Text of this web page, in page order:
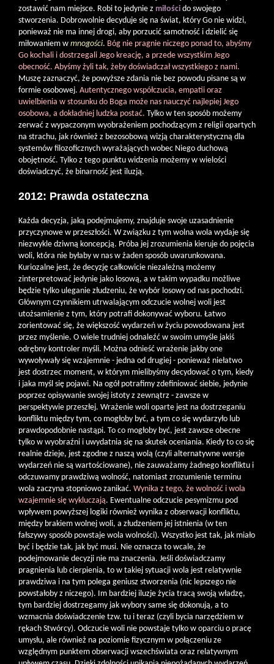
zostawić nam miejsce. Robi to jedynie z miłości do swojego
stworzenia. Dobrowolnie decyduje się na świat, który Go nie widzi,
ponieważ nie ma innej drogi, aby porzucić samotność i dzielić się
miłowaniem w mnogości. Bóg nie pragnie niczego ponad to, abyśmy
Go kochali i dostrzegali Jego kreację, a przede wszystkim Jego
obecność. Abyśmy żyli tak, żeby doświadczał wszystkiego z nami.
Muszę zaznaczyć, że powyższe zdania nie bez powodu pisane są w
formie osobowej. Autentycznego współczucia, empatii oraz
uwielbienia w stosunku do Boga może nas nauczyć najlepiej Jego
osobowa, a dokładniej ludzka postać. Tylko w ten sposób możemy
zerwać z wypaczonym wyobrażeniem pochodzącym z religii opartych
na strachu, jak również z bezosobową wizją charakterystyczną dla
systemów filozoficznych wyrażających wobec Niego duchową
obojętność. Tylko z tego punktu widzenia możemy w wielości
doświadczyć, że binarność jest iluzją.
2012: Prawda ostateczna
Każda decyzja, jaką podejmujemy, znajduje swoje uzasadnienie
przyczynowe w przeszłości. W związku z tym wolna wola wydaje się
niezwykle dziwną koncepcją. Próba jej zrozumienia kieruje do pojęcia
woli, która nie byłaby w nas w żaden sposób uwarunkowana.
Kuriozalne jest, że decyzję całkowicie niezależną możemy
zinterpretować jedynie jako losową, a w takim wypadku możliwe
będzie tylko uleganie złudzeniu, że wybór losowy od nas pochodzi.
Głównym czynnikiem utrwalającym odczucie wolnej woli jest
utożsamienie z tym, który potrafi dokonywać wyboru. Łatwo
zorientować się, że większość wydarzeń w życiu powodowana jest
przez myślenie. O wiele trudniej odnaleźć w swoim umyśle jakiś
odrębny kontroler myśli. Można odnieść wrażenie jakby one
wywoływały się wzajemnie - jedna od drugiej - ponieważ niełatwo
jest dostrzec moment, w którym mielibyśmy decydować o tym, kiedy
i jaka myśl się pojawi. Na ogół potrafimy zdefiniować siebie, jedynie
poprzez opisywanie swojej istoty z zewnątrz - zawsze w
perspektywie przeszłej. Wrażenie woli oparte jest na dostrzeganiu
konfliktu między tym, co mogłoby być, a tym co się wydarzyło lub
prawdopodobnie nastąpi. To co mogłoby być, jest zawsze obecne
tylko w wyobraźni i uwydatnia się na skutek oceniania. Kiedy to co się
realnie dzieje, jest zgodne z naszą wolą (czyli alternatywne wersje
wydarzeń nie są wartościowane), nie zauważamy żadnego konfliktu i
odczuwamy prawdziwą wolność, natomiast zrozumienie terminu
wola zaczyna stopniowo zanikać. Wynika z tego, że wolność i wola
wzajemnie się wykluczają. Ewentualne odczucie pesymizmu pod
wpływem powyższej logiki również wynika z obserwacji konfliktu,
między brakiem wolnej woli, a złudzeniem jej istnienia (w ten
fałszywy sposób powstaje wola wolności). Wszystko jest tak, jak miało
być i będzie tak, jak być musi. Nie oznacza to wcale, że
podejmowanie decyzji nie ma znaczenia. Jeśli doświadczamy
pragnienia lub cierpienia, to w takiej sytuacji wola jest relatywnie
prawdziwa i na tym polega geniusz stworzenia (nic lepszego nie
powstałoby z niczego). Im bardziej iluzje życia tracą swoją władzę,
tym bardziej dostrzegamy jak wybory same się dokonują, a to
wzmacnia doświadczenie tzw. tu i teraz (czyli bycia narzędziem w
rękach Stwórcy). Odczucie woli nie powstaje tylko w oparciu o pracę
umysłu, ale również na poziomie fizycznym w połączeniu ze
względnym punktem obserwacji wszechświata oraz relatywnym